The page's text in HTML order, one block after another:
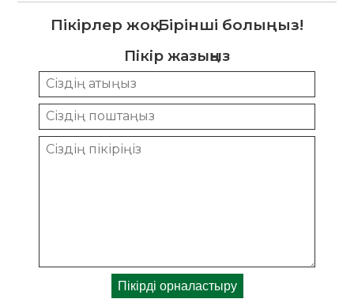
Пікірлер жоқ. Бірінші болыңыз!
Пікір жазыңыз